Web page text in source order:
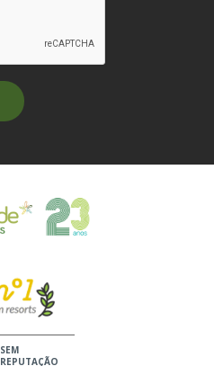
SEM
REPUTAÇÃO